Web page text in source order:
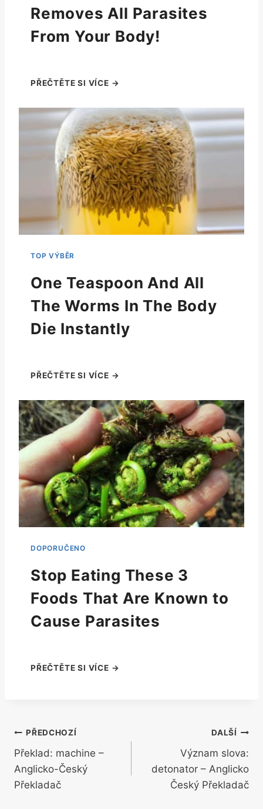
Removes All Parasites
From Your Body!
One Teaspoon And All
The Worms In The Body
Die Instantly
Stop Eating These 3
Foods That Are Known to
Cause Parasites
Navigace
pro
příspěvek
PŘEDCHOZÍ
Překlad: machine –
Anglicko-Český
Překladač
DALŠÍ
Význam slova:
detonator – Anglicko
Český Překladač